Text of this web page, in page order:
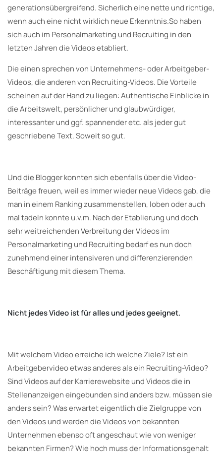
generationsübergreifend. Sicherlich eine nette und richtige,
wenn auch eine nicht wirklich neue Erkenntnis.So haben
sich auch im Personalmarketing und Recruiting in den
letzten Jahren die Videos etabliert.
Die einen sprechen von Unternehmens- oder Arbeitgeber-
Videos, die anderen von Recruiting-Videos. Die Vorteile
scheinen auf der Hand zu liegen: Authentische Einblicke in
die Arbeitswelt, persönlicher und glaubwürdiger,
interessanter und ggf. spannender etc. als jeder gut
geschriebene Text. Soweit so gut.
Und die Blogger konnten sich ebenfalls über die Video-
Beiträge freuen, weil es immer wieder neue Videos gab, die
man in einem Ranking zusammenstellen, loben oder auch
mal tadeln konnte u.v.m. Nach der Etablierung und doch
sehr weitreichenden Verbreitung der Videos im
Personalmarketing und Recruiting bedarf es nun doch
zunehmend einer intensiveren und differenzierenden
Beschäftigung mit diesem Thema.
Nicht jedes Video ist für alles und jedes geeignet.
Mit welchem Video erreiche ich welche Ziele? Ist ein
Arbeitgebervideo etwas anderes als ein Recruiting-Video?
Sind Videos auf der Karrierewebsite und Videos die in
Stellenanzeigen eingebunden sind anders bzw. müssen sie
anders sein? Was erwartet eigentlich die Zielgruppe von
den Videos und werden die Videos von bekannten
Unternehmen ebenso oft angeschaut wie von weniger
bekannten Firmen? Wie hoch muss der Informationsgehalt